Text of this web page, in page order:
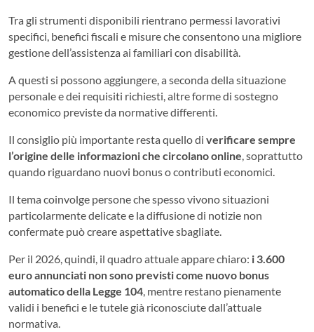
Tra gli strumenti disponibili rientrano permessi lavorativi
specifici, benefici fiscali e misure che consentono una migliore
gestione dell’assistenza ai familiari con disabilità.
A questi si possono aggiungere, a seconda della situazione
personale e dei requisiti richiesti, altre forme di sostegno
economico previste da normative differenti.
Il consiglio più importante resta quello di verificare sempre
l’origine delle informazioni che circolano online , soprattutto
quando riguardano nuovi bonus o contributi economici.
Il tema coinvolge persone che spesso vivono situazioni
particolarmente delicate e la diffusione di notizie non
confermate può creare aspettative sbagliate.
Per il 2026, quindi, il quadro attuale appare chiaro: i 3.600
euro annunciati non sono previsti come nuovo bonus
automatico della Legge 104 , mentre restano pienamente
validi i benefici e le tutele già riconosciute dall’attuale
normativa.